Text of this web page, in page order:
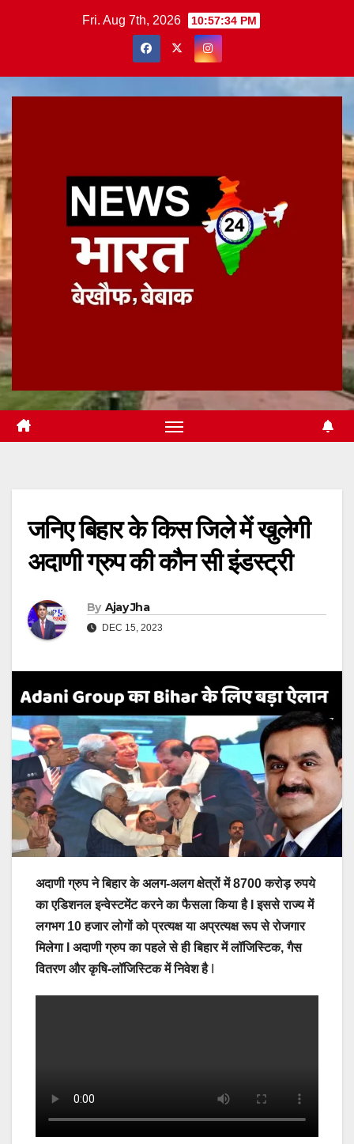
Fri. Aug 7th, 2026 10:57:34 PM
जनिए बिहार के किस जिले में खुलेगी
अदाणी ग्रुप की कौन सी इंडस्ट्री
By Ajay Jha
DEC 15, 2023
अदाणी ग्रुप ने बिहार के अलग-अलग क्षेत्रों में 8700 करोड़ रुपये
का एडिशनल इन्वेस्टमेंट करने का फैसला किया है I इससे राज्य में
लगभग 10 हजार लोगों को प्रत्यक्ष या अप्रत्यक्ष रूप से रोजगार
मिलेगा I अदाणी ग्रुप का पहले से ही बिहार में लॉजिस्टिक, गैस
वितरण और कृषि-लॉजिस्टिक में निवेश हैI